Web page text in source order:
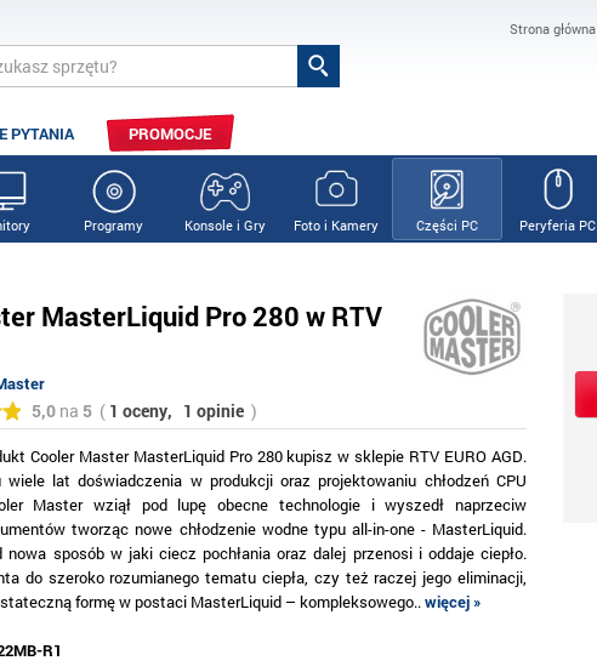
Strona główna
PYTANIA PROMOCJE
Programy Konsole i Gry Foto i Kamery Części PC Peryferia PC
MasterLiquid Pro 280 w RTV
5,0 na 5 ( 1 oceny, 1 opinie )
Cooler Master MasterLiquid Pro 280 kupisz w sklepie RTV EURO AGD.
lat doświadczenia w produkcji oraz projektowaniu chłodzeń CPU
Master wziął pod lupę obecne technologie i wyszedł naprzeciw
tworząc nowe chłodzenie wodne typu all-in-one - MasterLiquid.
nowa sposób w jaki ciecz pochłania oraz dalej przenosi i oddaje ciepło.
do szeroko rozumianego tematu ciepła, czy też raczej jego eliminacji,
formę w postaci MasterLiquid – kompleksowego..więcej »
R1